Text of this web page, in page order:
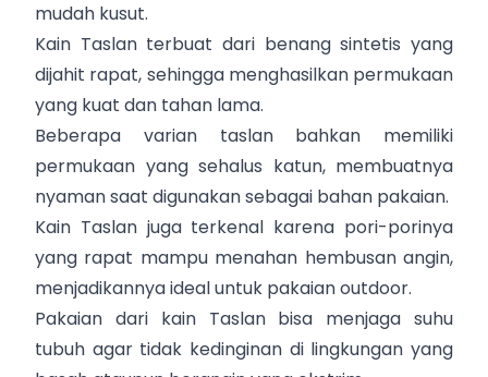
mudah kusut.
Kain Taslan terbuat dari benang sintetis yang
dijahit rapat, sehingga menghasilkan permukaan
yang kuat dan tahan lama.
Beberapa varian taslan bahkan memiliki
permukaan yang sehalus katun, membuatnya
nyaman saat digunakan sebagai bahan pakaian.
Kain Taslan juga terkenal karena pori-porinya
yang rapat mampu menahan hembusan angin,
menjadikannya ideal untuk pakaian outdoor.
Pakaian dari kain Taslan bisa menjaga suhu
tubuh agar tidak kedinginan di lingkungan yang